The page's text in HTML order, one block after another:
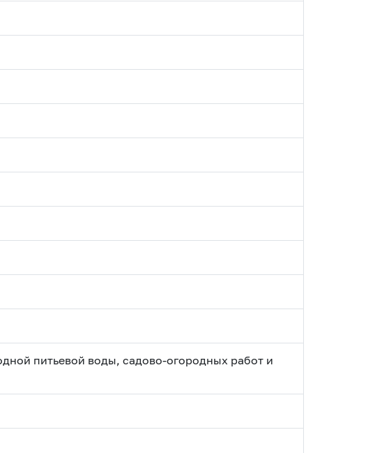
питьевой воды, садово-огородных работ и